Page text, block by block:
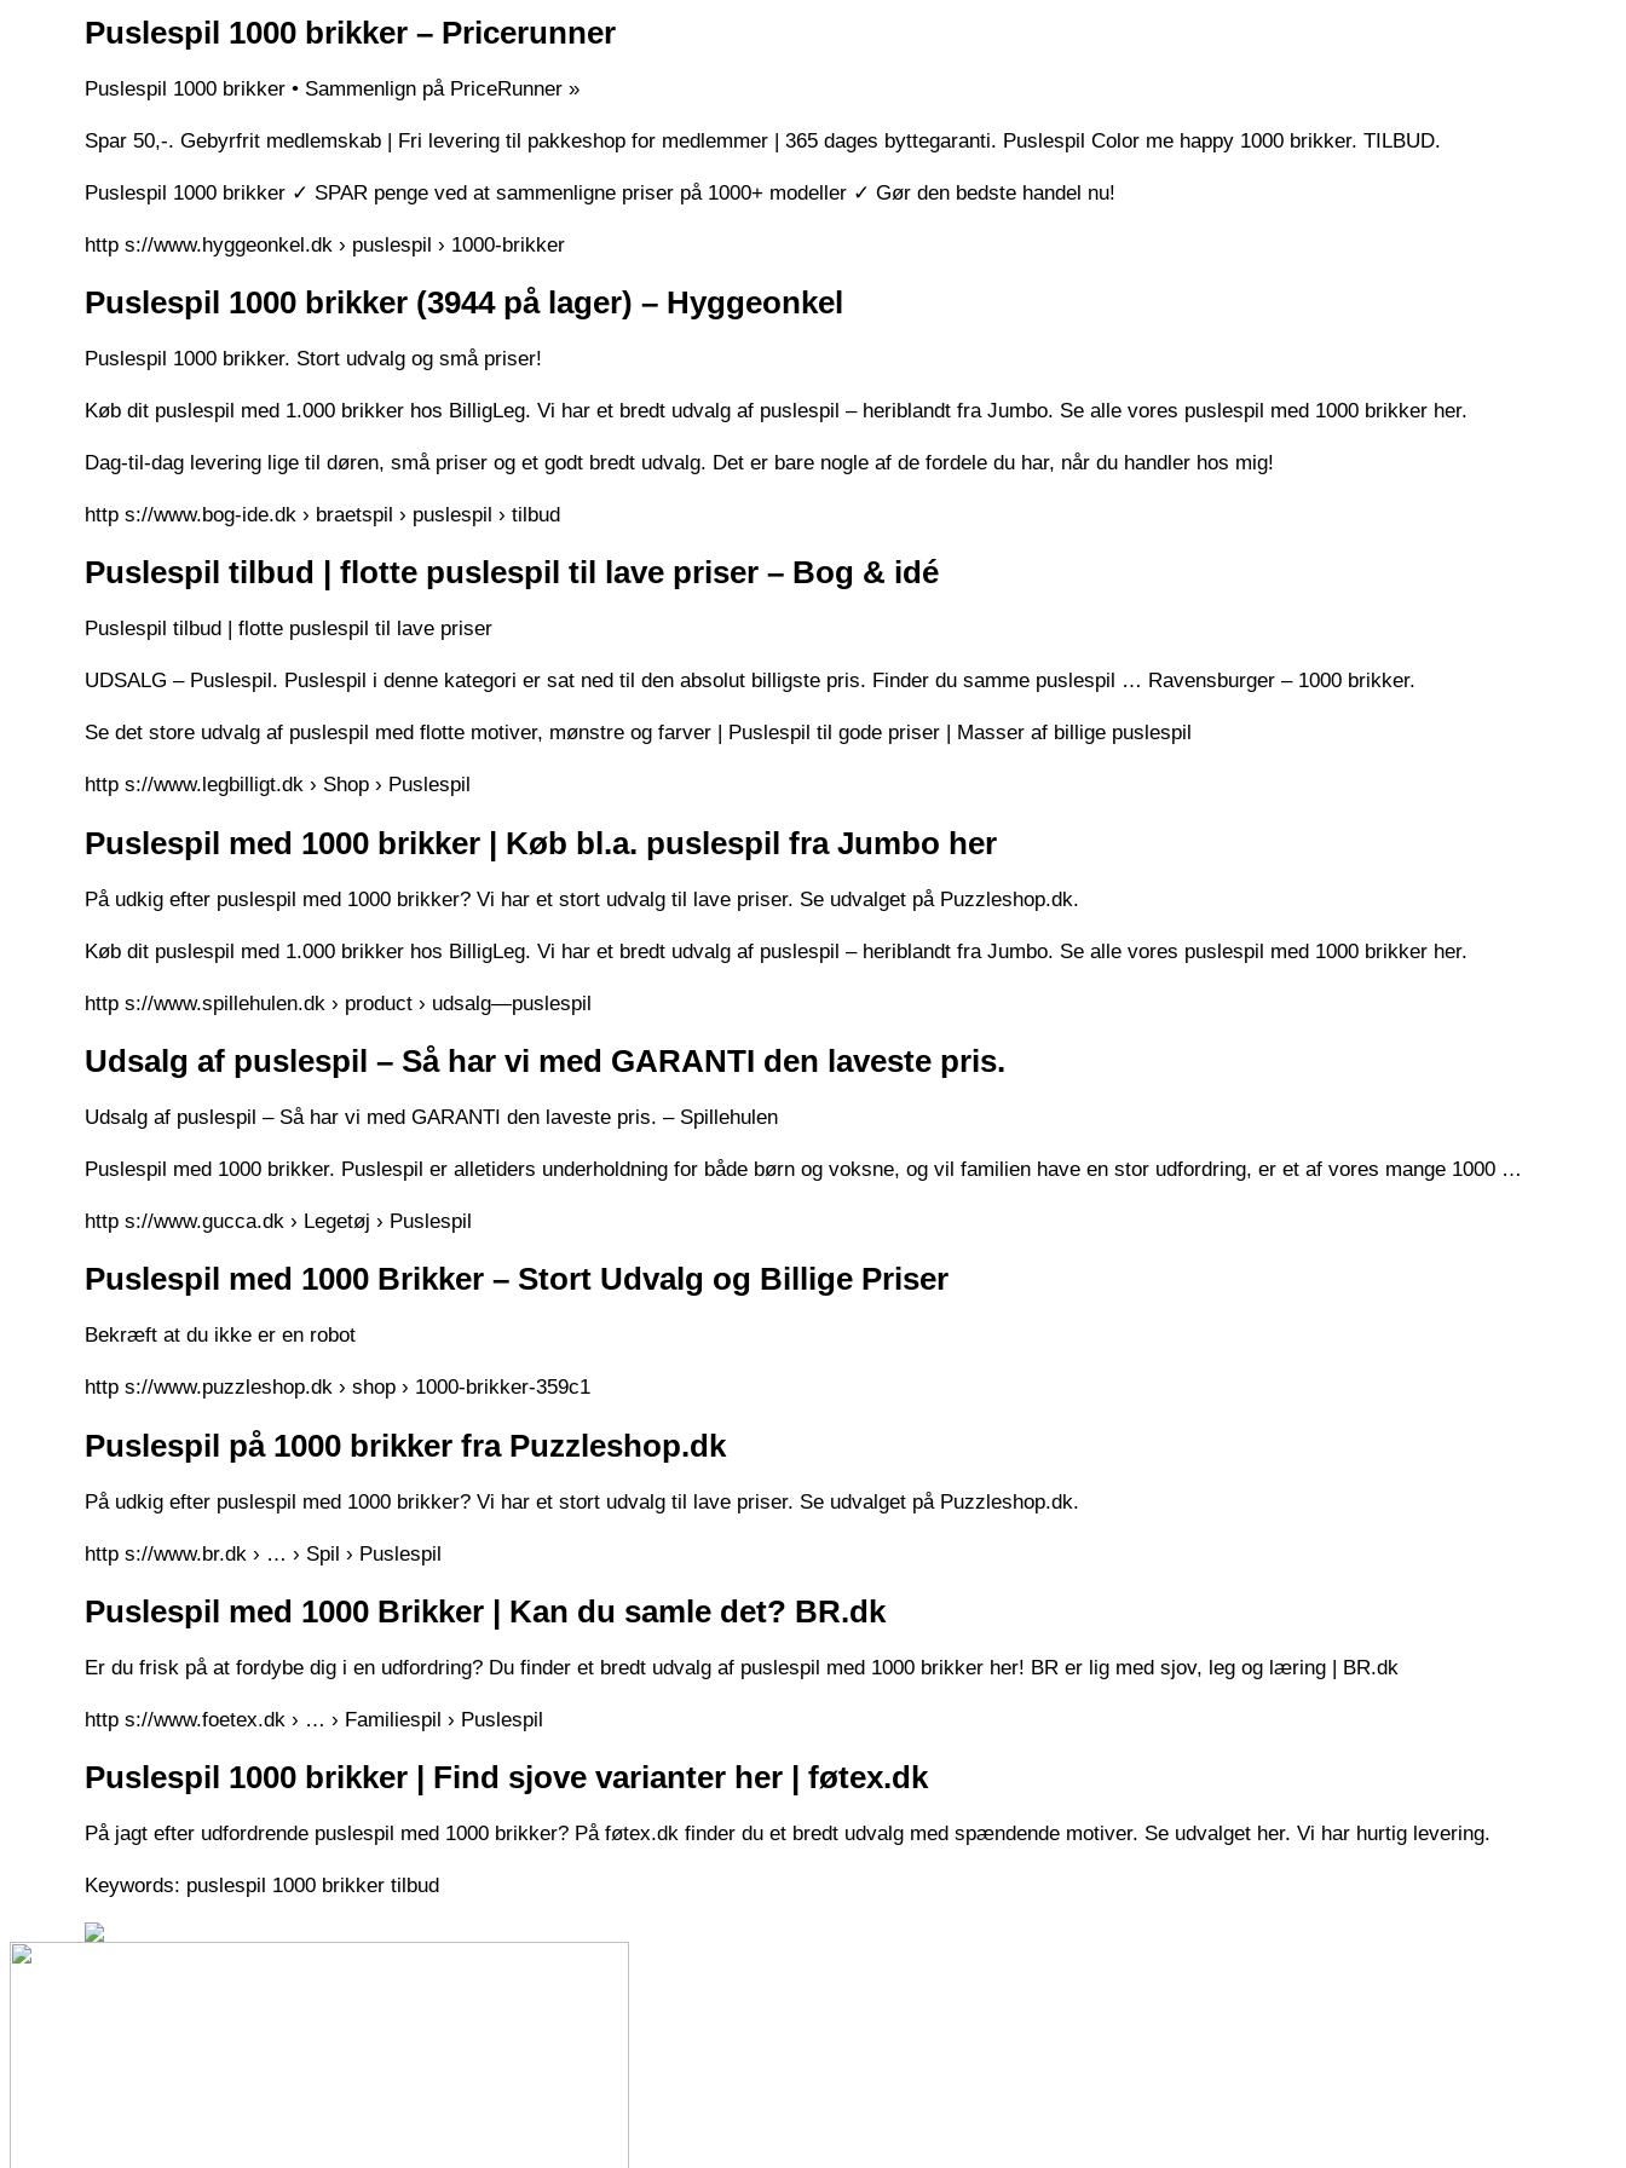
Puslespil 1000 brikker – Pricerunner
Puslespil 1000 brikker • Sammenlign på PriceRunner »
Spar 50,-. Gebyrfrit medlemskab | Fri levering til pakkeshop for medlemmer | 365 dages byttegaranti. Puslespil Color me happy 1000 brikker. TILBUD.
Puslespil 1000 brikker ✓ SPAR penge ved at sammenligne priser på 1000+ modeller ✓ Gør den bedste handel nu!
http s://www.hyggeonkel.dk › puslespil › 1000-brikker
Puslespil 1000 brikker (3944 på lager) – Hyggeonkel
Puslespil 1000 brikker. Stort udvalg og små priser!
Køb dit puslespil med 1.000 brikker hos BilligLeg. Vi har et bredt udvalg af puslespil – heriblandt fra Jumbo. Se alle vores puslespil med 1000 brikker her.
Dag-til-dag levering lige til døren, små priser og et godt bredt udvalg. Det er bare nogle af de fordele du har, når du handler hos mig!
http s://www.bog-ide.dk › braetspil › puslespil › tilbud
Puslespil tilbud | flotte puslespil til lave priser – Bog & idé
Puslespil tilbud | flotte puslespil til lave priser
UDSALG – Puslespil. Puslespil i denne kategori er sat ned til den absolut billigste pris. Finder du samme puslespil … Ravensburger – 1000 brikker.
Se det store udvalg af puslespil med flotte motiver, mønstre og farver | Puslespil til gode priser | Masser af billige puslespil
http s://www.legbilligt.dk › Shop › Puslespil
Puslespil med 1000 brikker | Køb bl.a. puslespil fra Jumbo her
På udkig efter puslespil med 1000 brikker? Vi har et stort udvalg til lave priser. Se udvalget på Puzzleshop.dk.
Køb dit puslespil med 1.000 brikker hos BilligLeg. Vi har et bredt udvalg af puslespil – heriblandt fra Jumbo. Se alle vores puslespil med 1000 brikker her.
http s://www.spillehulen.dk › product › udsalg—puslespil
Udsalg af puslespil – Så har vi med GARANTI den laveste pris.
Udsalg af puslespil – Så har vi med GARANTI den laveste pris. – Spillehulen
Puslespil med 1000 brikker. Puslespil er alletiders underholdning for både børn og voksne, og vil familien have en stor udfordring, er et af vores mange 1000 …
http s://www.gucca.dk › Legetøj › Puslespil
Puslespil med 1000 Brikker – Stort Udvalg og Billige Priser
Bekræft at du ikke er en robot
http s://www.puzzleshop.dk › shop › 1000-brikker-359c1
Puslespil på 1000 brikker fra Puzzleshop.dk
På udkig efter puslespil med 1000 brikker? Vi har et stort udvalg til lave priser. Se udvalget på Puzzleshop.dk.
http s://www.br.dk › … › Spil › Puslespil
Puslespil med 1000 Brikker | Kan du samle det? BR.dk
Er du frisk på at fordybe dig i en udfordring? Du finder et bredt udvalg af puslespil med 1000 brikker her! BR er lig med sjov, leg og læring | BR.dk
http s://www.foetex.dk › … › Familiespil › Puslespil
Puslespil 1000 brikker | Find sjove varianter her | føtex.dk
På jagt efter udfordrende puslespil med 1000 brikker? På føtex.dk finder du et bredt udvalg med spændende motiver. Se udvalget her. Vi har hurtig levering.
Keywords: puslespil 1000 brikker tilbud